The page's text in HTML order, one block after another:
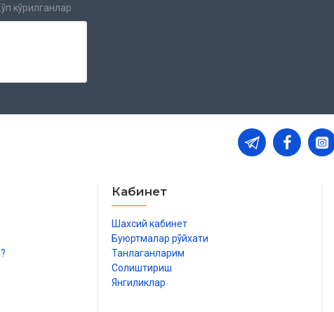
кўрилганлар
Кабинет
Шахсий кабинет
Буюртмалар рўйхати
Танлаганларим
Солиштириш
Янгиликлар